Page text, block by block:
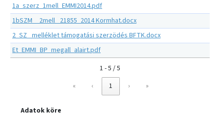
1a_szerz_1mell_EMMI2014.pdf
1bSZM__2mell_ 21855_2014 Kormhat.docx
2_SZ_ melléklet támogatási szerzödés BFTK.docx
Et_EMMI_BP_megall_alairt.pdf
1 - 5 / 5
«
‹ 1 › »
Adatok köre